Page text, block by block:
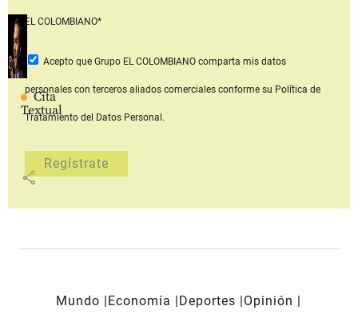
Cita
Textual
share
EL COLOMBIANO*
Acepto que Grupo EL COLOMBIANOcomparta mis datos
personales con terceros aliados comerciales conforme su Política de
Tratamiento del Datos Personal.
Mundo Economía Deportes
Opinión